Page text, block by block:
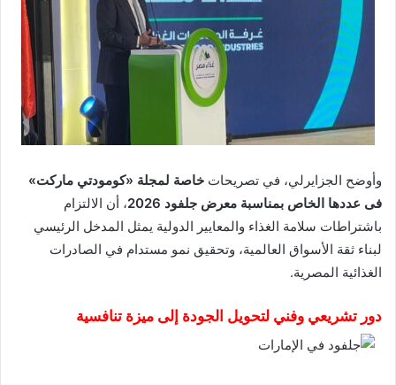
وأوضح الجزايرلي، في تصريحات خاصة لمجلة «كومودتي ماركت»
فى عددها الخاص بمناسبة معرض جلفود 2026
، أن الالتزام
باشتراطات سلامة الغذاء والمعايير الدولية يمثل المدخل الرئيسي
لبناء ثقة الأسواق العالمية، وتحقيق نمو مستدام في الصادرات
الغذائية المصرية.
دور تشريعي وفني لتحويل الجودة إلى ميزة تنافسية